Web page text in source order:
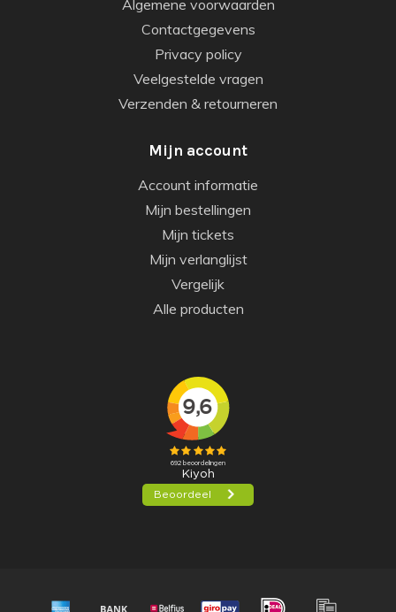
Algemene voorwaarden
Contactgegevens
Privacy policy
Veelgestelde vragen
Verzenden & retourneren
Mijn account
Account informatie
Mijn bestellingen
Mijn tickets
Mijn verlanglijst
Vergelijk
Alle producten